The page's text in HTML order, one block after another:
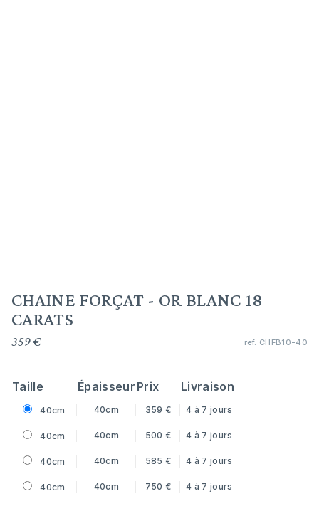
CHAINE FORÇAT - OR BLANC 18
CARATS
359 € ref. CHFB10-40
Taille Épaisseur Prix Livraison
40cm 40cm 359 € 4 à 7 jours
40cm 40cm 500 € 4 à 7 jours
40cm 40cm 585 € 4 à 7 jours
40cm 40cm 750 € 4 à 7 jours